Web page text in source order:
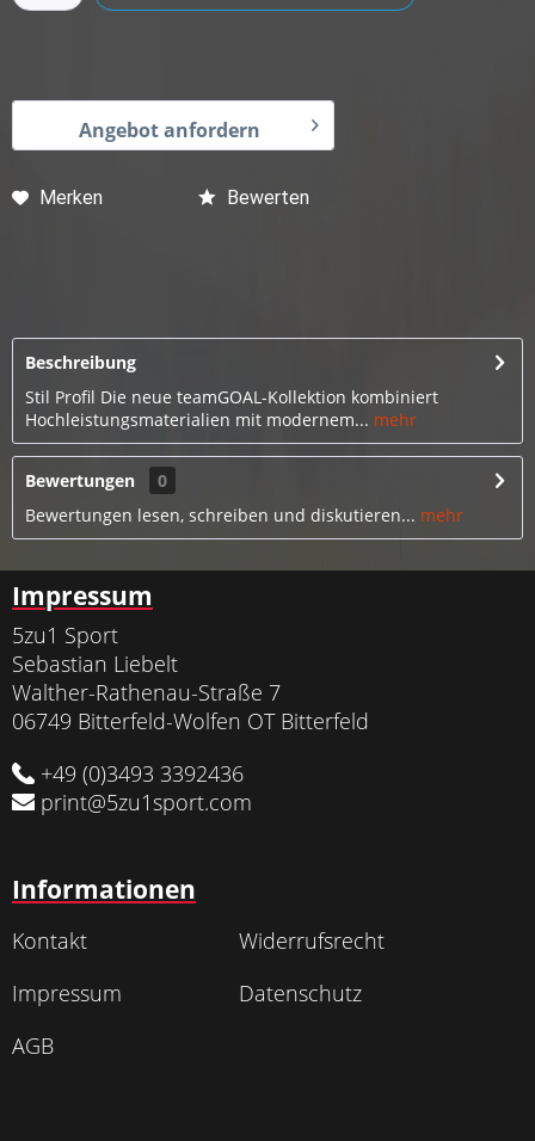
Angebot anfordern
Merken Bewerten
Beschreibung
Stil Profil Die neue teamGOAL-Kollektion kombiniert
Hochleistungsmaterialien mit modernem... mehr
Bewertungen
0
Bewertungen lesen, schreiben und diskutieren... mehr
Impressum
5zu1 Sport
Sebastian Liebelt
Walther-Rathenau-Straße 7
06749 Bitterfeld-Wolfen OT Bitterfeld
+49 (0)3493 3392436
print@5zu1sport.com
Informationen
Kontakt
Widerrufsrecht
Impressum
Datenschutz
AGB